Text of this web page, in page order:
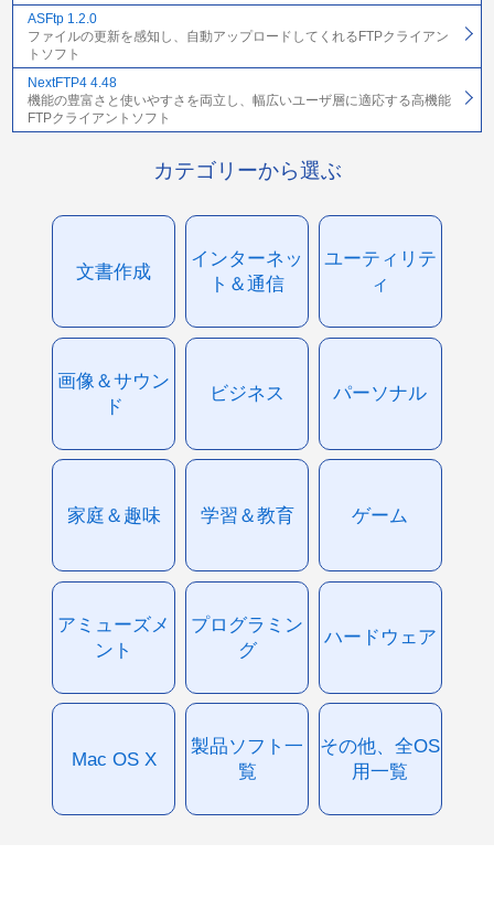
ASFtp 1.2.0
ファイルの更新を感知し、自動アップロードしてくれるFTPクライアン
トソフト
NextFTP4 4.48
機能の豊富さと使いやすさを両立し、幅広いユーザ層に適応する高機能
FTPクライアントソフト
カテゴリーから選ぶ
文書作成
インターネッ
ト＆通信
ユーティリテ
ィ
画像＆サウン
ド
ビジネス パーソナル
家庭＆趣味 学習＆教育 ゲーム
アミューズメ
ント
プログラミン
グ
ハードウェア
Mac OS X
製品ソフト一
覧
その他、全OS
用一覧